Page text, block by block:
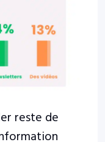
reste de